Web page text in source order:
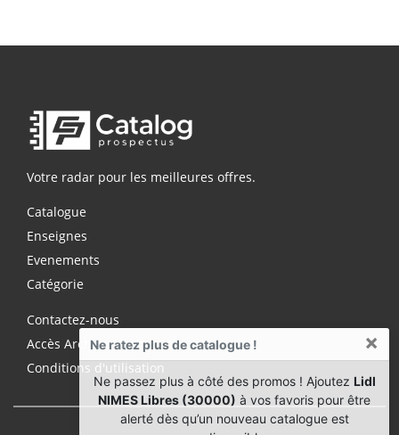
Ne ratez plus de catalogue ! ×
Ne passez plus à côté des promos ! Ajoutez Lidl
NIMES Libres (30000) à vos favoris pour être
alerté dès qu’un nouveau catalogue est
Votre radar pour les meilleures offres.
Catalogue
Enseignes
Evenements
Catégorie
Contactez-nous
Accès Archives Premium
Conditions d'utilisation